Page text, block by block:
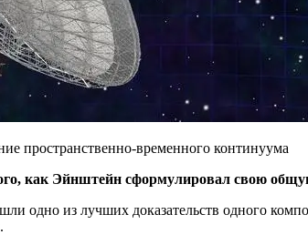
как Эйнштейн сформулировал свою
одно из лучших доказательств одного